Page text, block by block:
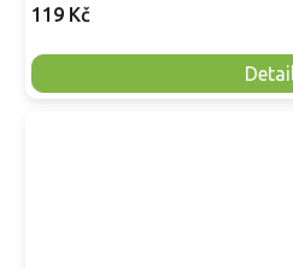
119 Kč